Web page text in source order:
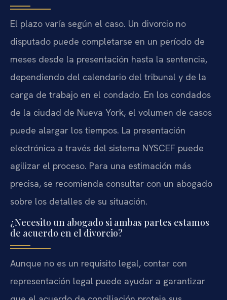
El plazo varía según el caso. Un divorcio no
disputado puede completarse en un período de
meses desde la presentación hasta la sentencia,
dependiendo del calendario del tribunal y de la
carga de trabajo en el condado. En los condados
de la ciudad de Nueva York, el volumen de casos
puede alargar los tiempos. La presentación
electrónica a través del sistema NYSCEF puede
agilizar el proceso. Para una estimación más
precisa, se recomienda consultar con un abogado
sobre los detalles de su situación.
¿Necesito un abogado si ambas partes estamos
de acuerdo en el divorcio?
Aunque no es un requisito legal, contar con
representación legal puede ayudar a garantizar